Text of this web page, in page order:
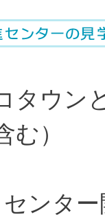
タウン
む）
ンター